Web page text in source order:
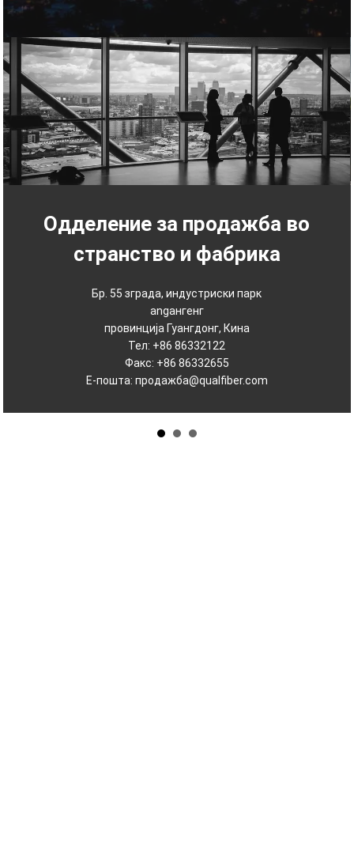
Одделение за продажба во
странство и фабрика
Бр. 55 зграда, индустриски парк
angангенг
провинција Гуангдонг, Кина
Тел: +86 86332122
Факс: +86 86332655
Е-пошта: продажба@qualfiber.com